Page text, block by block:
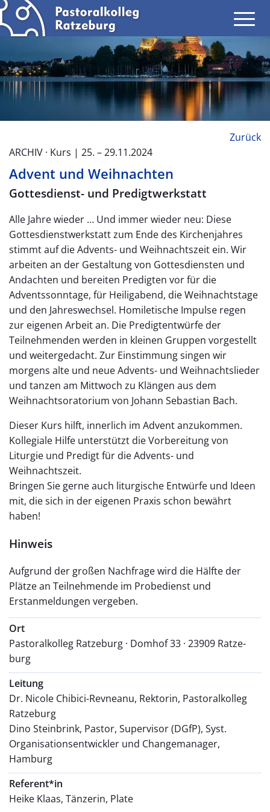
Zurück
ARCHIV · Kurs | 25. – 29.11.2024
Advent und Weihnachten
Gottesdienst- und Predigtwerkstatt
Alle Jahre wieder … Und immer wieder neu: Diese
Gottesdienstwerkstatt zum Ende des Kirchenjahres
stimmt auf die Advents- und Weihnachtszeit ein. Wir
arbeiten an der Gestaltung von Gottesdiensten und
Andachten und bereiten Predigten vor für die
Adventssonntage, für Heiligabend, die Weihnachtstage
und den Jahreswechsel. Homiletische Impulse regen
zur eigenen Arbeit an. Die Predigtentwürfe der
Teilnehmenden werden in kleinen Gruppen vorgestellt
und weitergedacht. Zur Einstimmung singen wir
morgens alte und neue Advents- und Weihnachtslieder
und tanzen am Mittwoch zu Klängen aus dem
Weihnachtsoratorium von Johann Sebastian Bach.
Dieser Kurs hilft, innerlich im Advent anzukommen.
Kollegiale Hilfe unterstützt die Vorbereitung von
Liturgie und Predigt für die Advents- und
Weihnachtszeit.
Bringen Sie gerne auch liturgische Entwürfe und Ideen
mit, die sich in der eigenen Praxis schon bewährt
haben!
Hinweis
Aufgrund der großen Nachfrage wird die Hälfte der
Plätze an Teilnehmende im Probedienst und
Erstanmeldungen vergeben.
Ort
Pastoralkolleg Ratzeburg · Domhof 33 · 23909 Ratze­
burg
Leitung
Dr. Nicole Chibici-Revneanu, Rektorin, Pastoralkolleg
Ratzeburg
Dino Steinbrink, Pastor, Supervisor (DGfP), Syst.
Organisationsentwickler und Changemanager,
Hamburg
Referent*in
Heike Klaas, Tänzerin, Plate